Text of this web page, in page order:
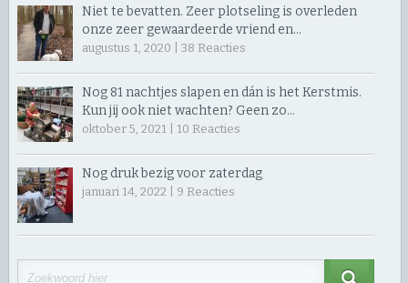
Niet te bevatten. Zeer plotseling is overleden
onze zeer gewaardeerde vriend en…
augustus 1, 2020 | 38 Reacties
Nog 81 nachtjes slapen en dán is het Kerstmis.
Kun jij ook niet wachten? Geen zo…
oktober 5, 2021 | 10 Reacties
Nog druk bezig voor zaterdag
januari 14, 2022 | 9 Reacties